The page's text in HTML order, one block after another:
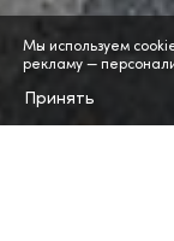
Мы используем
рекламу —
Принять